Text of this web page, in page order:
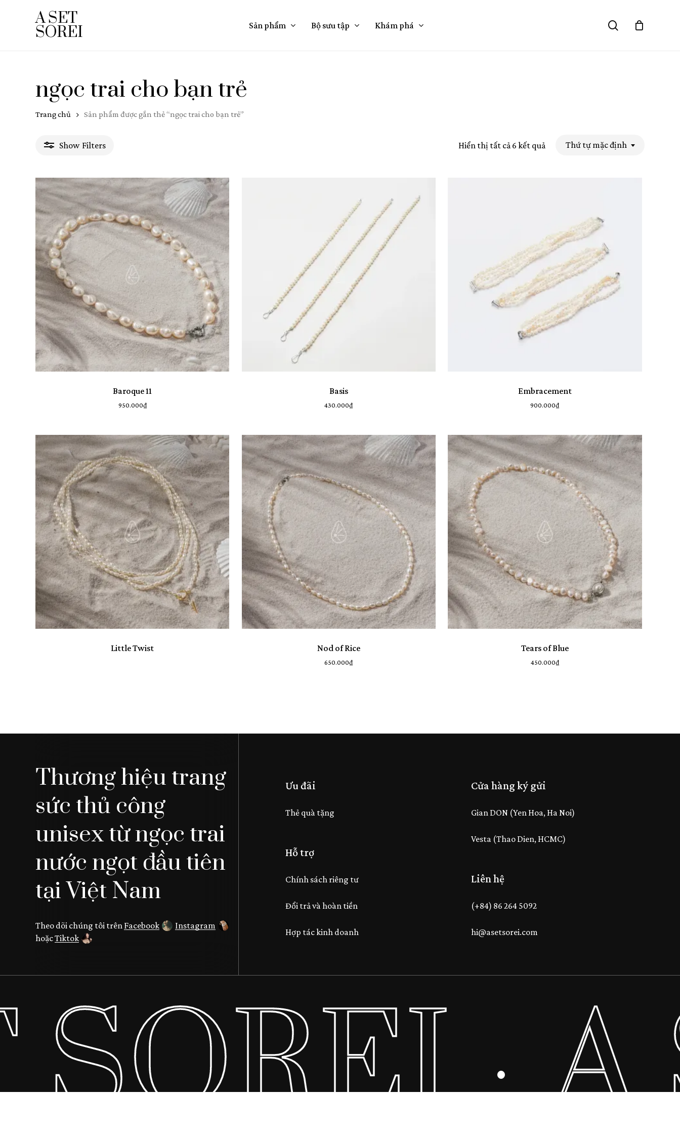
A SET
SOREI Sản phẩm Bộ sưu tập Khám phá search
Cart
Chưa có sản phẩm trong giỏ hàng.
Go To Shop
Thanh Toán
ngọc trai cho bạn trẻ
Trang chủ Sản phẩm được gắn thẻ “ngọc trai cho bạn trẻ”
Show Filters Hiển thị tất cả 6 kết quả Thứ tự mặc định
Giá
thấp
nhất
Giá
cao
nhất
Lọc
Giá —950.000₫
Lọc Theo Độ Dài
44 cm
32 cm
33 cm
34 cm
35 cm 1
36 cm 1
37 cm
Danh Mục Sản Phẩm
BST Ambedo 7
BST Antique 15
BST Dawn
BST Expedition 8
BST Fine 9
Cơ bản 10
Everyday Wear 2
Everyday Wear 17
Khuyên tai 28
Miss-in-chief 14
Baroque 11
950.000₫
Basis
430.000₫
Embracement
900.000₫
Little Twist Nod of Rice
650.000₫
Tears of Blue
450.000₫
Thương hiệu trang
sức thủ công
unisex từ ngọc trai
nước ngọt đầu tiên
tại Việt Nam
Theo dõi chúng tôi trên Facebook
Instagram
hoặcTiktok
Ưu đãi
Thẻ quà tặng
Hỗ trợ
Chính sách riêng tư
Đổi trả và hoàn tiền
Hợp tác kinh doanh
Cửa hàng ký gửi
Gian DON (Yen Hoa, Ha Noi)
Vesta (Thao Dien, HCMC)
Liên hệ
(+84) 86 264 5092
hi@asetsorei.com
· A